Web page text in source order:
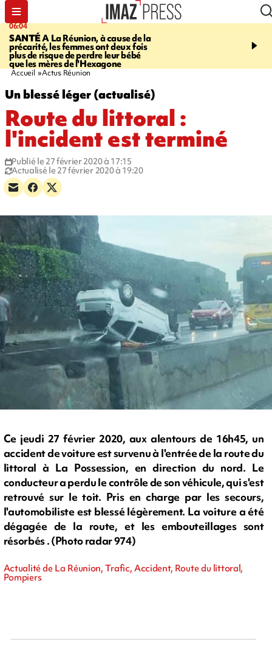
06:04
SANTÉA La Réunion, à cause de la
précarité, les femmes ont deux fois
plus de risque de perdre leur bébé
que les mères de l'Hexagone
07:23
route du Littoral
Accueil Actus Réunion
Un blessé léger (actualisé)
Route du littoral :
l'incident est terminé
Publié le 27 février 2020 à 17:15
Actualisé le 27 février 2020 à 19:20
Ce jeudi 27 février 2020, aux alentours de 16h45, un
accident de voiture est survenu à l'entrée de la route du
littoral à La Possession, en direction du nord. Le
conducteur a perdu le contrôle de son véhicule, qui s'est
retrouvé sur le toit. Pris en charge par les secours,
l'automobiliste est blessé légèrement. La voiture a été
dégagée de la route, et les embouteillages sont
résorbés . (Photo radar 974)
Actualité de La Réunion, Trafic, Accident, Route du littoral,
Pompiers